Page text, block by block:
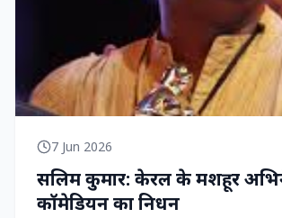
7 Jun 2026
सलिम कुमार: केरल के मशहूर
कॉमेडियन का निधन